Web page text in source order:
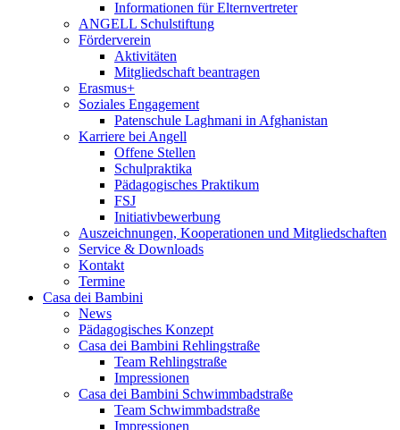
Informationen für Elternvertreter
ANGELL Schulstiftung
Förderverein
Aktivitäten
Mitgliedschaft beantragen
Erasmus+
Soziales Engagement
Patenschule Laghmani in Afghanistan
Karriere bei Angell
Offene Stellen
Schulpraktika
Pädagogisches Praktikum
FSJ
Initiativbewerbung
Auszeichnungen, Kooperationen und Mitgliedschaften
Service & Downloads
Kontakt
Termine
Casa dei Bambini
News
Pädagogisches Konzept
Casa dei Bambini Rehlingstraße
Team Rehlingstraße
Impressionen
Casa dei Bambini Schwimmbadstraße
Team Schwimmbadstraße
Impressionen